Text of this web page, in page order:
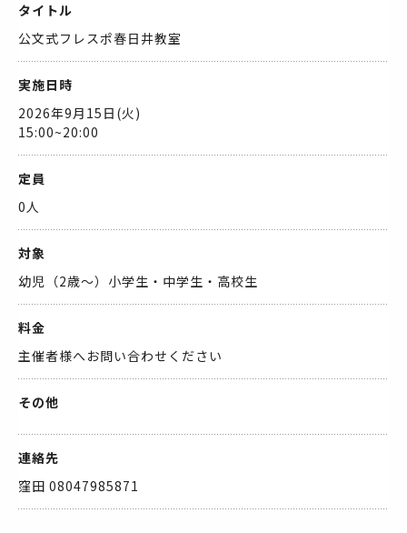
タイトル
公文式フレスポ春日井教室
実施日時
2026年9月15日(火)
15:00~20:00
定員
0人
対象
幼児（2歳～）小学生・中学生・高校生
料金
主催者様へお問い合わせください
その他
連絡先
窪田 08047985871